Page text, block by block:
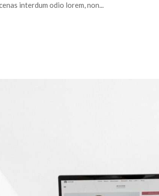
interdum odio lorem, non...